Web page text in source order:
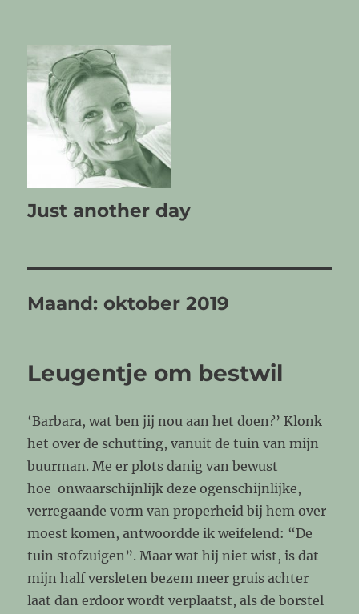
Just another day
Maand:oktober 2019
Leugentje om bestwil
‘Barbara, wat ben jij nou aan het doen?’ Klonk
het over de schutting, vanuit de tuin van mijn
buurman. Me er plots danig van bewust
hoe onwaarschijnlijk deze ogenschijnlijke,
verregaande vorm van properheid bij hem over
moest komen, antwoordde ik weifelend: “De
tuin stofzuigen”. Maar wat hij niet wist, is dat
mijn half versleten bezem meer gruis achter
laat dan erdoor wordt verplaatst, als de borstel